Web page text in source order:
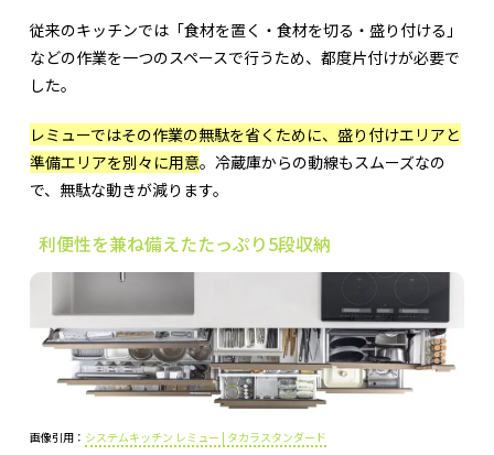
従来のキッチンでは「食材を置く・食材を切る・盛り付ける」
などの作業を一つのスペースで行うため、都度片付けが必要で
した。
レミューではその作業の無駄を省くために、盛り付けエリアと
準備エリアを別々に用意。冷蔵庫からの動線もスムーズなの
で、無駄な動きが減ります。
利便性を兼ね備えたたっぷり5段収納
画像引用： システムキッチン レミュー | タカラスタンダード